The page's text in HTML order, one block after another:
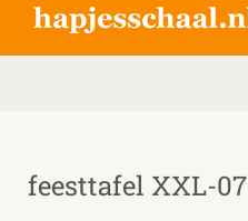
feesttafel XXL-07